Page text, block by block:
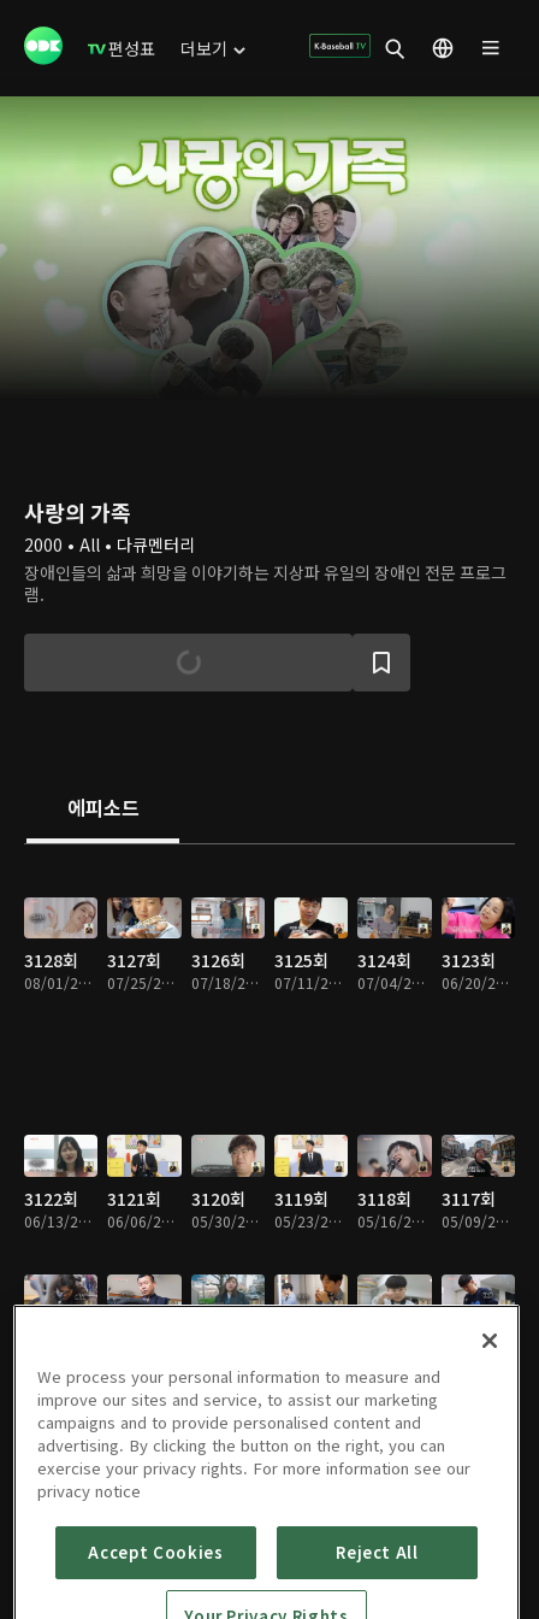
편성표 더보기
사랑의 가족
2000 • All • 다큐멘터리
장애인들의 삶과 희망을 이야기하는 지상파 유일의 장애인 전문 프로그
램.
에피소드
3128회
08/01/2026 • 48분
3127회
07/25/2026 • 47분
3126회
07/18/2026 • 49분
3125회
07/11/2026 • 48분
3124회
07/04/2026 • 49분
3123회
06/20/2026 • 48분
3122회
06/13/2026 • 49분
3121회
06/06/2026 • 49분
3120회
05/30/2026 • 48분
3119회
05/23/2026 • 48분
3118회
05/16/2026 • 49분
3117회
05/09/2026 • 48분
3111회
3110회
03/21/2026 • 48분
3109회 3108회 3107회 3106회 3105회
We process your personal information to measure and
improve our sites and service, to assist our marketing
campaigns and to provide personalised content and
advertising. By clicking the button on the right, you can
exercise your privacy rights. For more information see our
privacy notice
Accept Cookies Reject All